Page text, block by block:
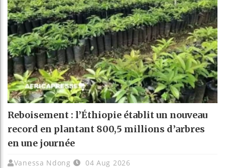
Reboisement : l’Éthiopie établit un nouveau
record en plantant 800,5 millions d’arbres
en une journée
Vanessa Ndong 04 Aug 2026